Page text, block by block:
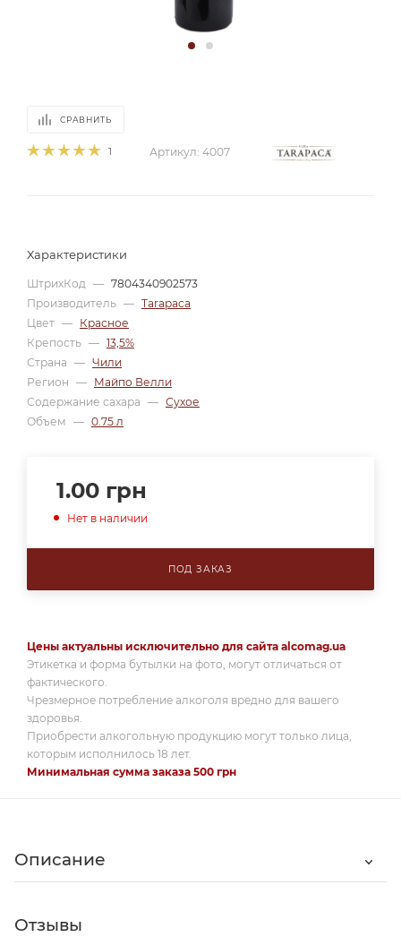
СРАВНИТЬ
1 Артикул: 4007
Характеристики
ШтрихКод — 7804340902573
Производитель — Tarapaca
Цвет — Красное
Крепость — 13,5%
Страна — Чили
Регион — Майпо Велли
Содержание сахара — Сухое
Объем — 0.75 л
1.00 грн
Нет в наличии
ПОД ЗАКАЗ
Цены актуальны исключительно для сайта alcomag.ua
Этикетка и форма бутылки на фото, могут отличаться от
фактического.
Чрезмерное потребление алкоголя вредно для вашего
здоровья.
Приобрести алкогольную продукцию могут только лица,
которым исполнилось 18 лет.
Минимальная сумма заказа 500 грн
Описание
Отзывы